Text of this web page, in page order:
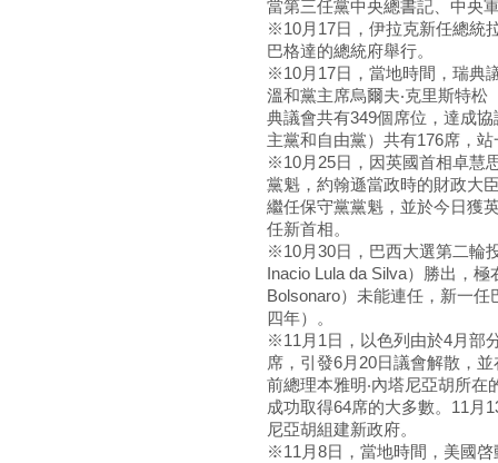
當第三任黨中央總書記、中央
※10月17日，伊拉克新任總統
巴格達的總統府舉行。
※10月17日，當地時間，瑞典
溫和黨主席烏爾夫‧克里斯特
典議會共有349個席位，達成
主黨和自由黨）共有176席，
※10月25日，因英國首相卓慧
黨魁，約翰遜當政時的財政大
繼任保守黨黨魁，並於今日獲
任新首相。
※10月30日，巴西大選第二輪
Inacio Lula da Silva）勝出，
Bolsonaro）未能連任，新一
四年）。
※11月1日，以色列由於4月部
席，引發6月20日議會解散，
前總理本雅明‧內塔尼亞胡所
成功取得64席的大多數。11月
尼亞胡組建新政府。
※11月8日，當地時間，美國